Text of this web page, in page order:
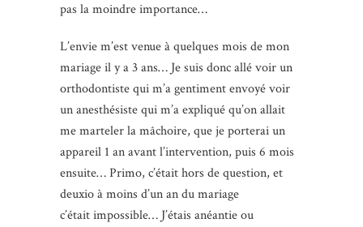
pas la moindre importance…
L’envie m’est venue à quelques mois de mon
mariage il y a 3 ans… Je suis donc allé voir un
orthodontiste qui m’a gentiment envoyé voir
un anesthésiste qui m’a expliqué qu’on allait
me marteler la mâchoire, que je porterai un
appareil 1 an avant l’intervention, puis 6 mois
ensuite… Primo, c’était hors de question, et
deuxio à moins d’un an du mariage
c’était impossible… J’étais anéantie ou